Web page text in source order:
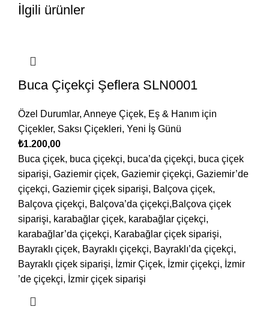
İlgili ürünler
Buca Çiçekçi Şeflera SLN0001
Özel Durumlar, Anneye Çiçek, Eş & Hanım için
Çiçekler, Saksı Çiçekleri, Yeni İş Günü
₺1.200,00
Buca çiçek, buca çiçekçi, buca’da çiçekçi, buca çiçek
siparişi, Gaziemir çiçek, Gaziemir çiçekçi, Gaziemir’de
çiçekçi, Gaziemir çiçek siparişi, Balçova çiçek,
Balçova çiçekçi, Balçova’da çiçekçi,Balçova çiçek
siparişi, karabağlar çiçek, karabağlar çiçekçi,
karabağlar’da çiçekçi, Karabağlar çiçek siparişi,
Bayraklı çiçek, Bayraklı çiçekçi, Bayraklı’da çiçekçi,
Bayraklı çiçek siparişi, İzmir Çiçek, İzmir çiçekçi, İzmir
’de çiçekçi, İzmir çiçek siparişi